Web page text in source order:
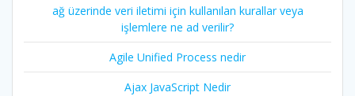
ağ üzerinde veri iletimi için kullanılan kurallar veya
işlemlere ne ad verilir?
Agile Unified Process nedir
Ajax JavaScript Nedir